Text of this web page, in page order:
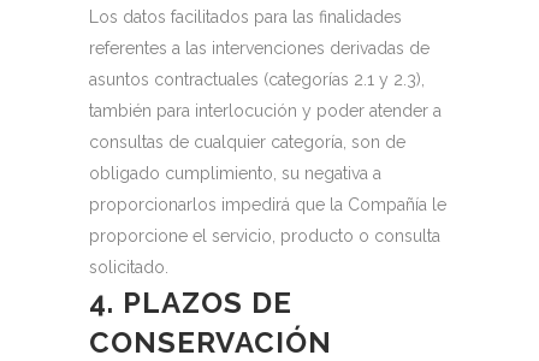
Los datos facilitados para las finalidades
referentes a las intervenciones derivadas de
asuntos contractuales (categorías 2.1 y 2.3),
también para interlocución y poder atender a
consultas de cualquier categoría, son de
obligado cumplimiento, su negativa a
proporcionarlos impedirá que la Compañía le
proporcione el servicio, producto o consulta
solicitado.
4. PLAZOS DE
CONSERVACIÓN